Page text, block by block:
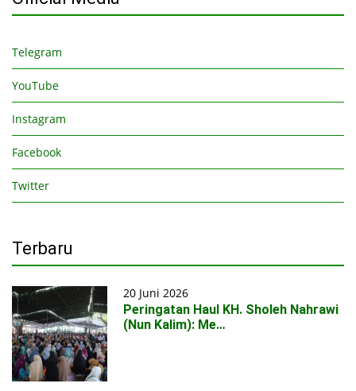
Telegram
YouTube
Instagram
Facebook
Twitter
Terbaru
20 Juni 2026
Peringatan Haul KH. Sholeh Nahrawi
(Nun Kalim): Me…